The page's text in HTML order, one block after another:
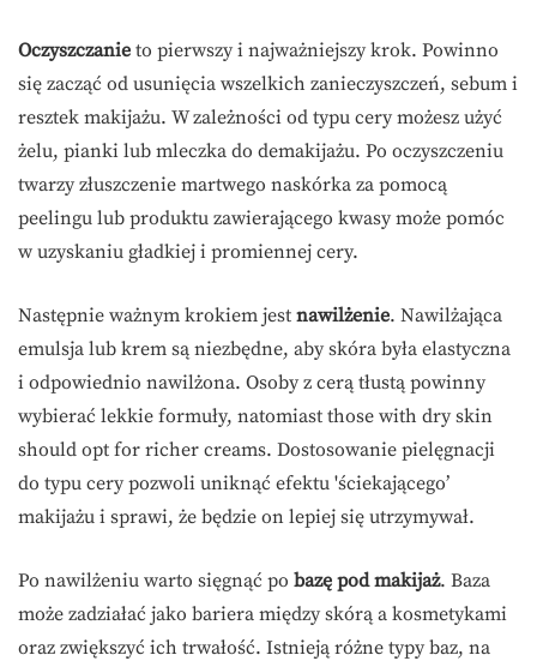
Oczyszczanie to pierwszy i najważniejszy krok. Powinno
się zacząć od usunięcia wszelkich zanieczyszczeń, sebum i
resztek makijażu. W zależności od typu cery możesz użyć
żelu, pianki lub mleczka do demakijażu. Po oczyszczeniu
twarzy złuszczenie martwego naskórka za pomocą
peelingu lub produktu zawierającego kwasy może pomóc
w uzyskaniu gładkiej i promiennej cery.
Następnie ważnym krokiem jest nawilżenie. Nawilżająca
emulsja lub krem są niezbędne, aby skóra była elastyczna
i odpowiednio nawilżona. Osoby z cerą tłustą powinny
wybierać lekkie formuły, natomiast those with dry skin
should opt for richer creams. Dostosowanie pielęgnacji
do typu cery pozwoli uniknąć efektu 'ściekającego’
makijażu i sprawi, że będzie on lepiej się utrzymywał.
Po nawilżeniu warto sięgnąć po bazę pod makijaż. Baza
może zadziałać jako bariera między skórą a kosmetykami
oraz zwiększyć ich trwałość. Istnieją różne typy baz, na